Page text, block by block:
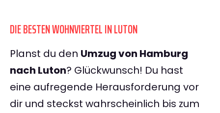
DIE BESTEN WOHNVIERTEL IN LUTON
Planst du den Umzug von Hamburg
nach Luton? Glückwunsch! Du hast
eine aufregende Herausforderung vor
dir und steckst wahrscheinlich bis zum